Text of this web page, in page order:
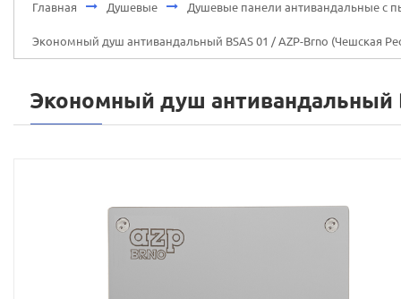
Главная Душевые Душевые панели антивандальные с
Экономный душ антивандальный BSAS 01 / AZP-Brno (Чешская
Экономный душ антивандальный